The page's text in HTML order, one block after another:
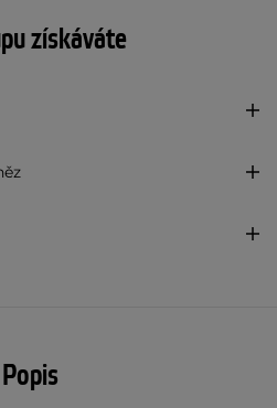
získáváte
Popis